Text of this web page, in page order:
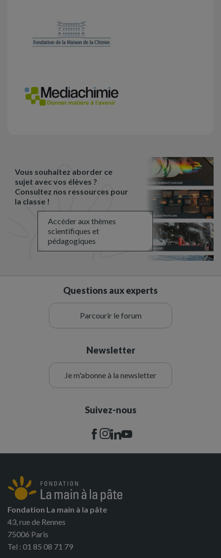
Vous souhaitez aborder ce
sujet avec vos élèves ?
Consultez nos ressources pour
la classe !
Accéder aux thèmes
scientifiques et
pédagogiques
Questions aux experts
Parcourir le forum
Newsletter
Je m'abonne à la newsletter
Suivez-nous
Fondation La main à la pâte
43, rue de Rennes
75006 Paris
Tel : 01 85 08 71 79